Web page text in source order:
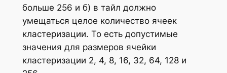
больше 256 и б) в тайл должно
умещаться целое количество ячеек
кластеризации. То есть допустимые
значения для размеров ячейки
кластеризации 2, 4, 8, 16, 32, 64, 128 и